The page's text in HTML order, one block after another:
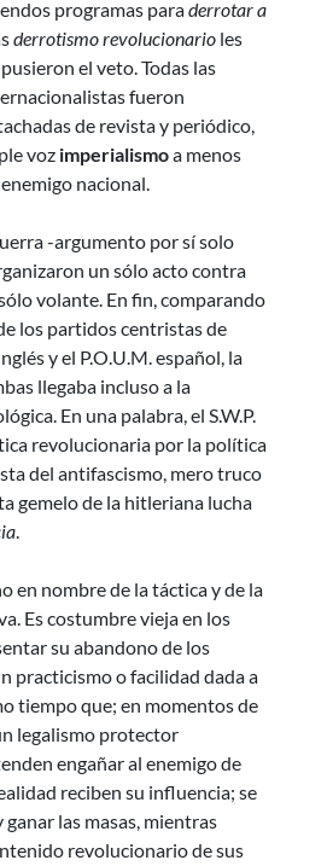
programas paraderrotar a
derrotismo revolucionario les
el veto. Todas las
fueron
de revista y periódico,
voz imperialismoa menos
nacional.
-argumento por sí solo
un sólo acto contra
volante. En fin, comparando
los partidos centristas de
y el P.O.U.M. español, la
llegaba incluso a la
En una palabra, el S.W.P.
revolucionaria por la política
del antifascismo, mero truco
gemelo de la hitleriana lucha
.
en nombre de la táctica y de la
Es costumbre vieja en los
su abandono de los
practicismo o facilidad dada a
tiempo que; en momentos de
legalismo protector
engañar al enemigo de
reciben su influencia; se
ganar las masas, mientras
revolucionario de sus